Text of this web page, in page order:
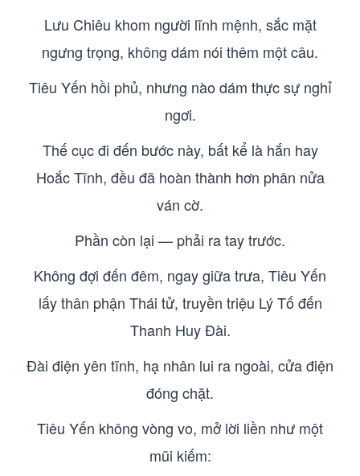
Lưu Chiêu khom người lĩnh mệnh, sắc mặt
ngưng trọng, không dám nói thêm một câu.
Tiêu Yến hồi phủ, nhưng nào dám thực sự nghỉ
ngơi.
Thế cục đi đến bước này, bất kể là hắn hay
Hoắc Tĩnh, đều đã hoàn thành hơn phân nửa
ván cờ.
Phần còn lại — phải ra tay trước.
Không đợi đến đêm, ngay giữa trưa, Tiêu Yến
lấy thân phận Thái tử, truyền triệu Lý Tố đến
Thanh Huy Đài.
Đài điện yên tĩnh, hạ nhân lui ra ngoài, cửa điện
đóng chặt.
Tiêu Yến không vòng vo, mở lời liền như một
mũi kiếm: